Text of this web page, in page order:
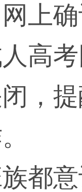
上
高
，
都